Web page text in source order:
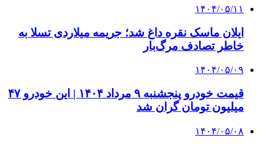
۱۴۰۴/۰۵/۱۱
ایلان ماسک نقره داغ شد؛ جریمه میلاردی تسلا به
خاطر تصادف مرگ‌بار
۱۴۰۴/۰۵/۰۹
قیمت خودرو پنجشنبه ۹ مرداد ۱۴۰۴ | این خودرو ۴۷
میلیون تومان گران شد
۱۴۰۴/۰۵/۰۸